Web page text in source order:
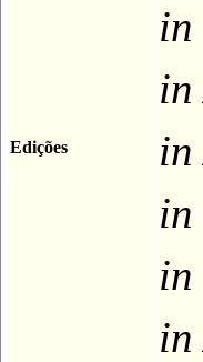
Edições
in
in
in
in
in
in